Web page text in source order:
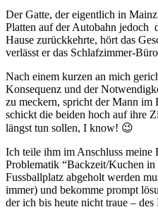
Der Gatte, der eigentlich in
Platten auf der Autobahn jedoch
Hause zurückkehrte, hört das
verlässt er das Schlafzimmer-
Nach einem kurzen an mich
Konsequenz und der
zu meckern, spricht der Mann im
schickt die beiden hoch auf ihre
längst tun sollen, I know! 😉
Ich teile ihm im Anschluss meine
Problematik “Backzeit/Kuchen
Fussballplatz abgeholt werden
immer) und bekomme prompt
der ich bis heute nicht traue –